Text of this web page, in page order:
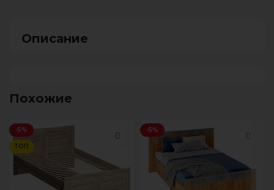
Описание
Похожие
-5%
ТОП
-5%